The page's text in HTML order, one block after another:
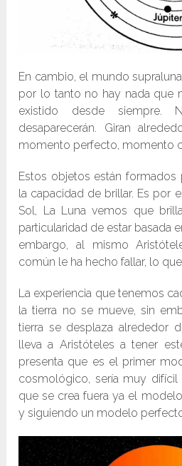
En cambio, el mundo
por lo tanto no hay nada que
existido desde siempre.
desaparecerán. Giran
momento perfecto, momento
Estos objetos están formados
la capacidad de brillar. Es por
Sol, La Luna vemos que
particularidad de estar basada
embargo, al mismo
común le ha hecho fallar, lo
La experiencia que tenemos
la tierra no se mueve, sin
tierra se desplaza alrededor
lleva a Aristóteles a tener
presenta que es el primer
cosmológico, sería muy
que se crea fuera ya el
y siguiendo un modelo